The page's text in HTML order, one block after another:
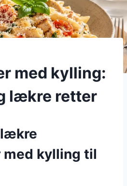
med kylling:
lækre retter
kylling til